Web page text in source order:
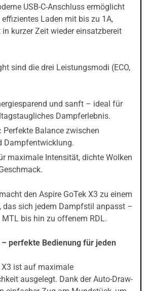
USB-C-Anschluss ermöglicht
Laden mit bis zu 1A,
kurzer Zeit wieder einsatzbereit
sind die drei Leistungsmodi (ECO,
und sanft – ideal für
Dampferlebnis.
Perfekte Balance zwischen
Dampfentwicklung.
maximale Intensität, dichte Wolken
den Aspire GoTek X3 zu einem
das sich jedem Dampfstil anpasst –
bis hin zu offenem RDL.
perfekte Bedienung für jeden
X3 ist auf maximale
ausgelegt. Dank der Auto-Draw-